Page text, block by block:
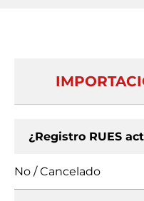
¿Registro RUES
No / Cancelado